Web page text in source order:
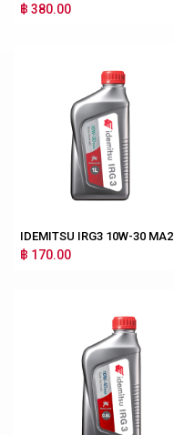
฿ 380.00
IDEMITSU IRG3 10W-30 MA2
฿ 170.00